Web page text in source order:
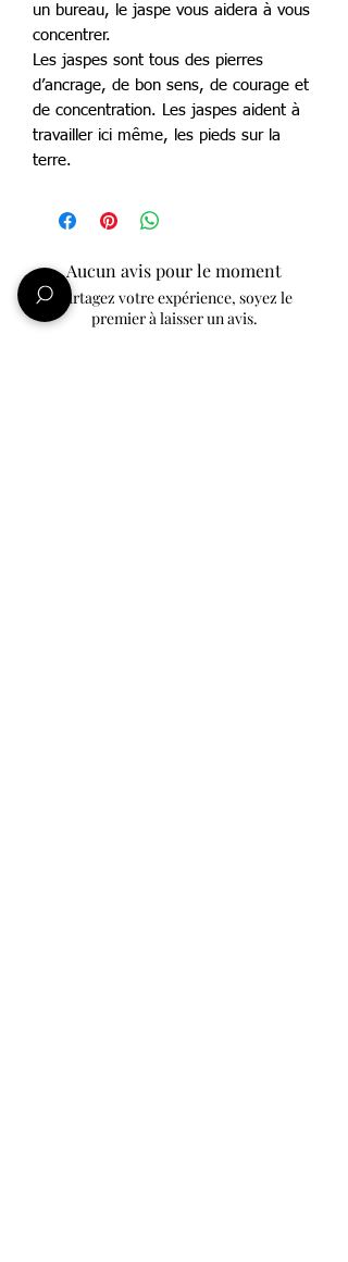
un bureau, le jaspe vous aidera à vous
concentrer.
Les jaspes sont tous des pierres
d’ancrage, de bon sens, de courage et
de concentration. Les jaspes aident à
travailler ici même, les pieds sur la
terre.
Aucun avis pour le moment
Partagez votre expérience, soyez le
premier à laisser un avis.